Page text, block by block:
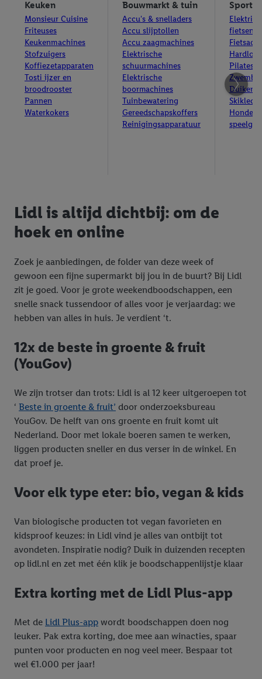
Keuken
Monsieur Cuisine
Friteuses
Keukenmachines
Stofzuigers
Koffiezetapparaten
Tosti ijzer en
broodrooster
Pannen
Waterkokers
Bouwmarkt & tuin
Accu's & snelladers
Accu slijptollen
Accu zaagmachines
Elektrische
schuurmachines
Elektrische
boormachines
Tuinbewatering
Gereedschapskoffers
Reinigingsapparatuur
Sport
fietsen
Pilates
Duiken
Honden
Lidl is altijd dichtbij: om de
hoek en online
Zoek je aanbiedingen, de folder van deze week of
gewoon een fijne supermarkt bij jou in de buurt? Bij Lidl
zit je goed. Voor je grote weekendboodschappen, een
snelle snack tussendoor of alles voor je verjaardag: we
hebben van alles in huis. Je verdient ‘t.
12x de beste in groente & fruit
(YouGov)
We zijn trotser dan trots: Lidl is al 12 keer uitgeroepen tot
‘ Beste in groente & fruit’ door onderzoeksbureau
YouGov. De helft van ons groente en fruit komt uit
Nederland. Door met lokale boeren samen te werken,
liggen producten sneller en dus verser in de winkel. En
dat proef je.
Voor elk type eter: bio, vegan & kids
Van biologische producten tot vegan favorieten en
kidsproof keuzes: in Lidl vind je alles van ontbijt tot
avondeten. Inspiratie nodig? Duik in duizenden recepten
op lidl.nl en zet met één klik je boodschappenlijstje klaar
Extra korting met de Lidl Plus-app
Met de Lidl Plus-app wordt boodschappen doen nog
leuker. Pak extra korting, doe mee aan winacties, spaar
punten voor producten en nog veel meer. Bespaar tot
wel €1.000 per jaar!